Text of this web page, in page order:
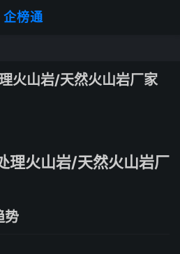
企榜通
火山岩/天然火山岩厂家
理火山岩/天然火山岩厂
势